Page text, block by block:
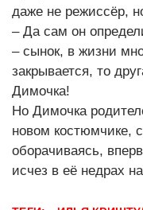
даже не режиссёр,
– Да сам он
– сынок, в жизни
закрывается, то
Димочка!
Но Димочка
новом костюмчике,
оборачиваясь,
исчез в её недрах